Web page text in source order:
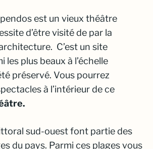
est un vieux théâtre
d’être visité de par la
C’est un site
les plus beaux à l’échelle
préservé. Vous pourrez
à l’intérieur de ce
sud-ouest font partie des
du pays. Parmi ces plages vous